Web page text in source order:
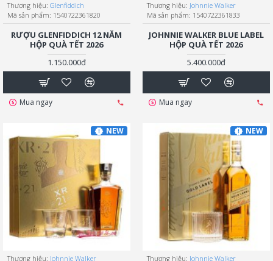
Thương hiệu: Glenfiddich
Mã sản phẩm: 1540722361820
RƯỢU GLENFIDDICH 12 NĂM
HỘP QUÀ TẾT 2026
1.150.000đ
Mua ngay
Thương hiệu: Johnnie Walker
Mã sản phẩm: 1540722361833
JOHNNIE WALKER BLUE LABEL
HỘP QUÀ TẾT 2026
5.400.000đ
Mua ngay
NEW
Thương hiệu: Johnnie Walker
NEW
Thương hiệu: Johnnie Walker